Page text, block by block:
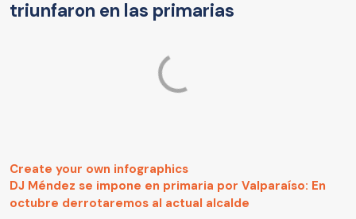
triunfaron en las primarias
Create your own infographics
DJ Méndez se impone en primaria por Valparaíso: En
octubre derrotaremos al actual alcalde